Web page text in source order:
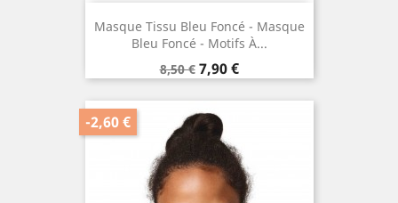
Masque Tissu Bleu Foncé - Masque
Bleu Foncé - Motifs À...
Prix
de
base
8,50 € Prix
7,90 €
-2,60 €